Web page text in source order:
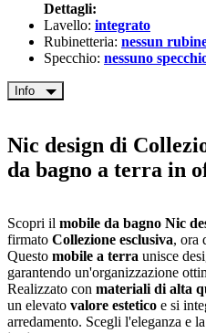
Dettagli:
Lavello: integrato
Rubinetteria: nessun
Specchio: nessuno
Info
Nic design di
da bagno a terra in
Scopri il mobile da bagno Nic
firmato Collezione esclusiva, ora
Questo mobile a terra unisce
garantendo un'organizzazione
Realizzato con materiali di alta
un elevato valore estetico e si
arredamento. Scegli l'eleganza e